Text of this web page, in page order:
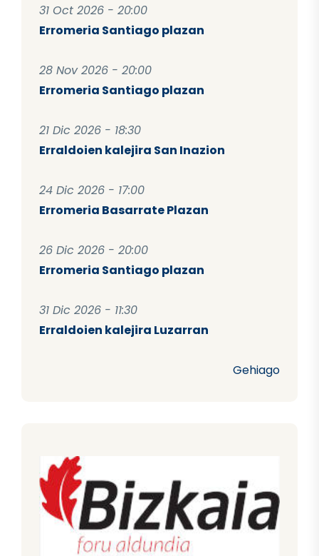
31 Oct 2026 - 20:00
Erromeria Santiago plazan
28 Nov 2026 - 20:00
Erromeria Santiago plazan
21 Dic 2026 - 18:30
Erraldoien kalejira San Inazion
24 Dic 2026 - 17:00
Erromeria Basarrate Plazan
26 Dic 2026 - 20:00
Erromeria Santiago plazan
31 Dic 2026 - 11:30
Erraldoien kalejira Luzarran
Gehiago